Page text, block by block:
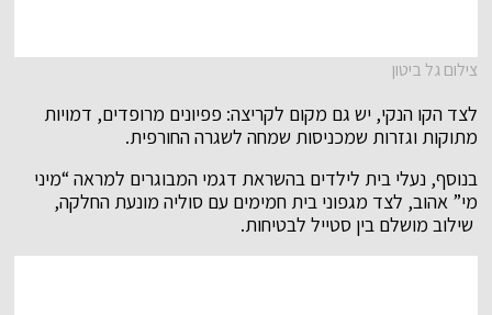
צילום גל ביטון
לצד הקו הנקי, יש גם מקום לקריצה: פפיונים מרופדים, דמויות
מתוקות וגזרות שמכניסות שמחה לשגרה החורפית.
בנוסף, נעלי בית לילדים בהשראת דגמי המבוגרים למראה “מיני
מי” אהוב, לצד מגפוני בית חמימים עם סוליה מונעת החלקה,
שילוב מושלם בין סטייל לבטיחות.